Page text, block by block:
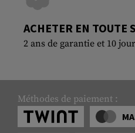
ACHETER EN TOUTE
2 ans de garantie et 10
Méthodes de paiement :